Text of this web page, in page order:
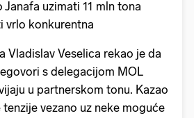
uzimati 11 mln tona
vrlo konkurentna
Vladislav Veselica rekao je da
s delegacijom MOL
u partnerskom tonu. Kazao
tenzije vezano uz neke moguće